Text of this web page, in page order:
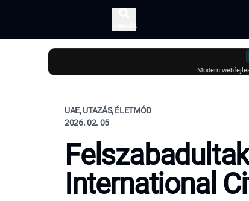
Keresés
Modern
UAE, UTAZÁS, ÉLETMÓD
2026. 02. 05
International